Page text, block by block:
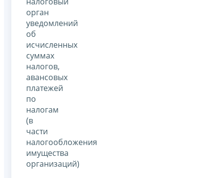
орган
уведомлений
об
исчисленных
суммах
налогов,
авансовых
платежей
по
налогам
(в
части
налогообложения
имущества
организаций)